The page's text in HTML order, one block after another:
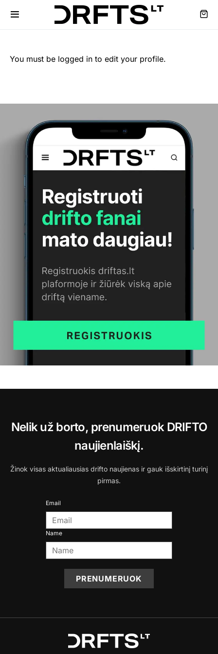
You must be logged in to edit your profile.
Nelik už borto, prenumeruok DRIFTO
naujienlaiškį.
Žinok visas aktualiausias drifto naujienas ir gauk išskirtinį turinį
pirmas.
Email
Name
PRENUMERUOK